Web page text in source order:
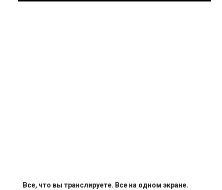
Все, что вы транслируете. Все на одном экране.